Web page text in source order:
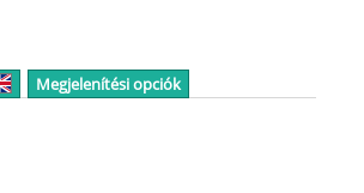
Megjelenítési opciók